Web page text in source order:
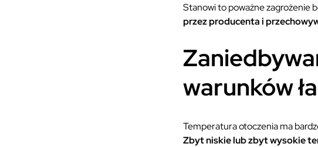
Stanowi to poważne zagrożenie
przez producenta i
warunków
Temperatura otoczenia ma
Zbyt niskie lub zbyt wysokie